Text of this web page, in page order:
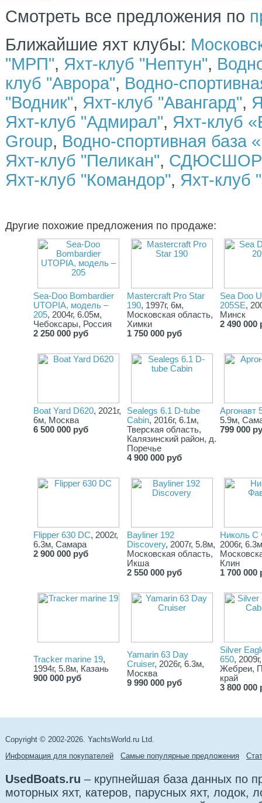
Смотреть все предложения по
Ближайшие яхт клубы:
"МРП", Яхт-клуб "Нептун",
клуб "Аврора", Водно-
"Водник", Яхт-клуб "Авангард",
Яхт-клуб "Адмирал", Яхт-клуб
Group, Водно-спортивная база
Яхт-клуб "Пеликан", СДЮСШОР
Яхт-клуб "Командор", Яхт-клуб
Другие похожие предложения по продаже:
Sea-Doo Bombardier
UTOPIA, модель –
205, 2004г, 6.05м,
Чебоксары, Россия
2 250 000 руб
Mastercraft Pro Star
190, 1997г, 6м,
Московская область,
Химки
1 750 000 руб
Sea Doo
205SE,
Минск
2 490 000
Boat Yard D620, 2021г,
6м, Москва
6 500 000 руб
Sealegs 6.1 D-tube
Cabin, 2016г, 6.1м,
Тверская область,
Калязинский район, д.
Поречье
4 900 000 руб
Аргонавт
5.9м,
799 000
Flipper 630 DC, 2002г,
6.3м, Самара
2 900 000 руб
Bayliner 192
Discovery, 2007г, 5.8м,
Московская область,
Икша
2 550 000 руб
Николь С
2006г,
Клин
1 700 000
Tracker marine 19,
1994г, 5.8м, Казань
900 000 руб
Yamarin 63 Day
Cruiser, 2026г, 6.3м,
Москва
9 990 000 руб
Silver
650,
Жебреи,
край
3 800 000
Copyright © 2002-2026. YachtsWorld.ru Ltd.
Информация для покупателей
Самые популярные предложения
UsedBoats.ru – крупнейшая база данных по
моторных яхт, катеров, парусных яхт, лодок,